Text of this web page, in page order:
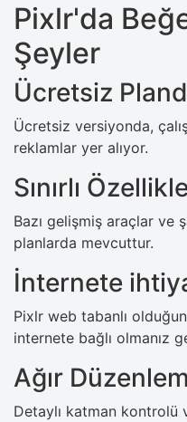
Pixlr'da
Şeyler
Ücretsiz
Ücretsiz versiyonda,
reklamlar yer alıyor.
Sınırlı
Bazı gelişmiş araçlar ve
planlarda mevcuttur.
İnternete
Pixlr web tabanlı
internete bağlı olmanız
Ağır
Detaylı katman kontrolü